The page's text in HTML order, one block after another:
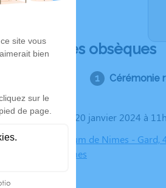
Déroulé des obsèques
Cérémonie
Le samedi 20 janvier 2024 à
Crématorium de Nimes - Gard,
30000 Nîmes